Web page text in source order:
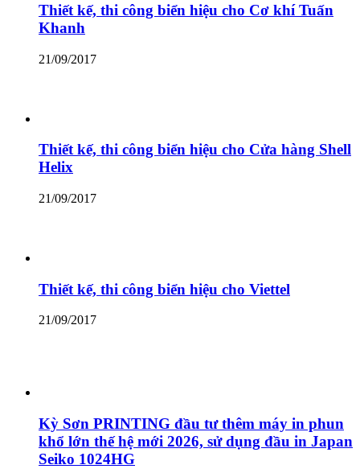
Thiết kế, thi công biển hiệu cho Cơ khí Tuấn
Khanh
21/09/2017
Thiết kế, thi công biển hiệu cho Cửa hàng Shell
Helix
21/09/2017
Thiết kế, thi công biển hiệu cho Viettel
21/09/2017
Kỳ Sơn PRINTING đầu tư thêm máy in phun
khổ lớn thế hệ mới 2026, sử dụng đầu in Japan
Seiko 1024HG